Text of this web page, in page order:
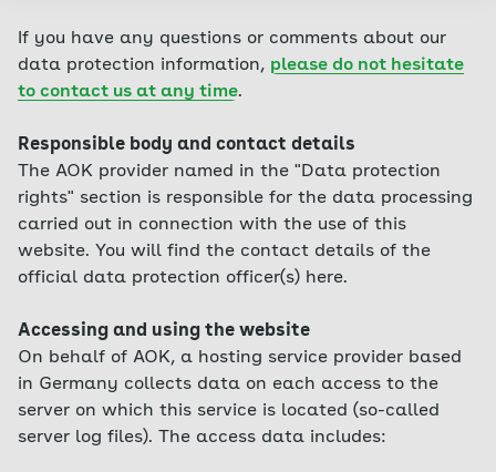
If you have any questions or comments about our
data protection information, please do not hesitate
to contact us at any time.
Responsible body and contact details
The AOK provider named in the "Data protection
rights" section is responsible for the data processing
carried out in connection with the use of this
website. You will find the contact details of the
official data protection officer(s) here.
Accessing and using the website
On behalf of AOK, a hosting service provider based
in Germany collects data on each access to the
server on which this service is located (so-called
server log files). The access data includes: